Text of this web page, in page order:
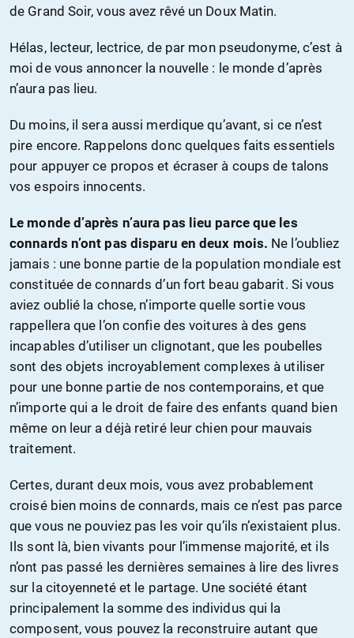
de Grand Soir, vous avez rêvé un Doux Matin.
Hélas, lecteur, lectrice, de par mon pseudonyme, c’est à
moi de vous annoncer la nouvelle : le monde d’après
n’aura pas lieu.
Du moins, il sera aussi merdique qu’avant, si ce n’est
pire encore. Rappelons donc quelques faits essentiels
pour appuyer ce propos et écraser à coups de talons
vos espoirs innocents.
Le monde d’après n’aura pas lieu parce que les
connards n’ont pas disparu en deux mois. Ne l’oubliez
jamais : une bonne partie de la population mondiale est
constituée de connards d’un fort beau gabarit. Si vous
aviez oublié la chose, n’importe quelle sortie vous
rappellera que l’on confie des voitures à des gens
incapables d’utiliser un clignotant, que les poubelles
sont des objets incroyablement complexes à utiliser
pour une bonne partie de nos contemporains, et que
n’importe qui a le droit de faire des enfants quand bien
même on leur a déjà retiré leur chien pour mauvais
traitement.
Certes, durant deux mois, vous avez probablement
croisé bien moins de connards, mais ce n’est pas parce
que vous ne pouviez pas les voir qu’ils n’existaient plus.
Ils sont là, bien vivants pour l’immense majorité, et ils
n’ont pas passé les dernières semaines à lire des livres
sur la citoyenneté et le partage. Une société étant
principalement la somme des individus qui la
composent, vous pouvez la reconstruire autant que